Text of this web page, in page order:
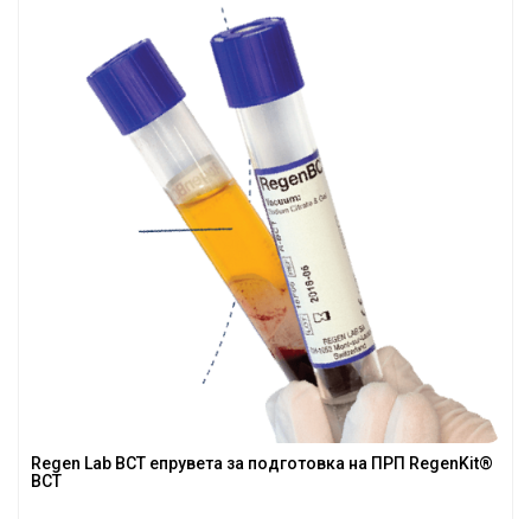
Regen Lab BCT епрувета за подготовка на ПРП RegenKit®
BCT